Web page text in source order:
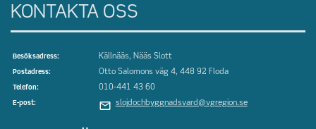
KONTAKTA OSS
Besöksadress: Källnääs, Nääs Slott
Postadress: Otto Salomons väg 4, 448 92 Floda
Telefon: 010-441 43 60
E-post: slojdochbyggnadsvard@vgregion.se